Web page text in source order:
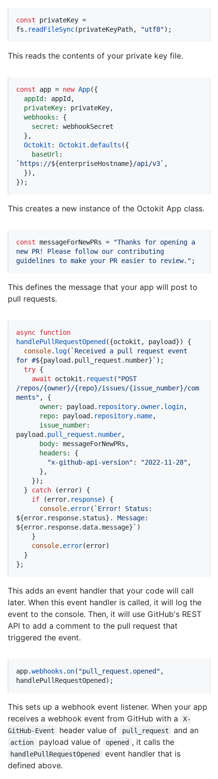
const privateKey =
fs. readFileSync(privateKeyPath, "utf8");
This reads the contents of your private key file.
const app = new App({
appId : appId,
privateKey: privateKey,
webhooks : {
secret : webhookSecret
Octokit : Octokit .defaults ({
baseUrl
`https://${enterpriseHostname}/api/v3` ,
});
This creates a new instance of the Octokit App class.
const messageForNewPRs =
"Thanks for opening a
new PR! Please follow our contributing
guidelines to make your PR easier to review." ;
This defines the message that your app will post to
pull requests.
async function
handlePullRequestOpened ({octokit, payload}) {
console. log( `Received a pull request event
for #${payload.pull_request.number} ` );
try {
await octokit. request ( "POST
/repos/{owner}/{repo}/issues/{issue_number}/com
ments" , {
owner: payload. repository. owner. login,
repo: payload. repository. name,
issue_number:
payload. pull_request . number,
body: messageForNewPRs,
headers : {
"x-github-api-version" : "2022-11-28" ,
  }
catch (error) {
if (error. response) {
console. error(
${error.response.status}
${error.response.data.message} ` )
console. error(error)
};
This adds an event handler that your code will call
later. When this event handler is called, it will log the
event to the console. Then, it will use GitHub's REST
API to add a comment to the pull request that
triggered the event.
app.webhooks . on( "pull_request.opened" ,
handlePullRequestOpened);
This sets up a webhook event listener. When your app
receives a webhook event from GitHub with a
X-
GitHub-Event
header value of pull_request and an
action payload value of opened , it calls the
handlePullRequestOpened
event handler that is
defined above.